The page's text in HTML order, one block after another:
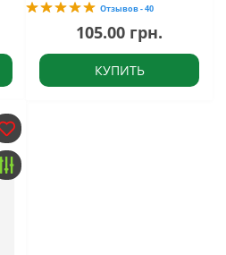
Отзывов - 40
105.00 грн.
КУПИТЬ